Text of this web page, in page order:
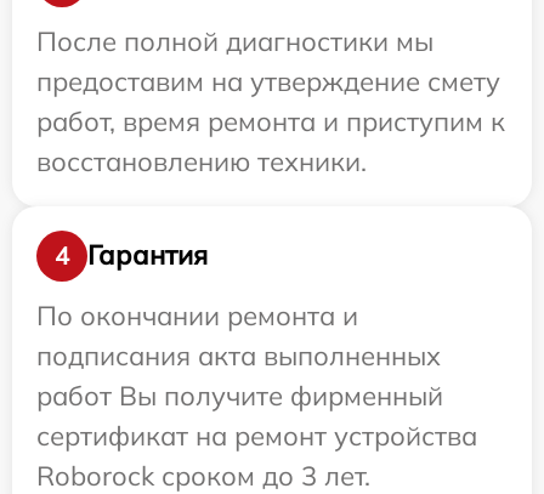
После полной диагностики мы
предоставим на утверждение смету
работ, время ремонта и приступим к
восстановлению техники.
4
Гарантия
По окончании ремонта и
подписания акта выполненных
работ Вы получите фирменный
сертификат на ремонт устройства
Roborock сроком до 3 лет.